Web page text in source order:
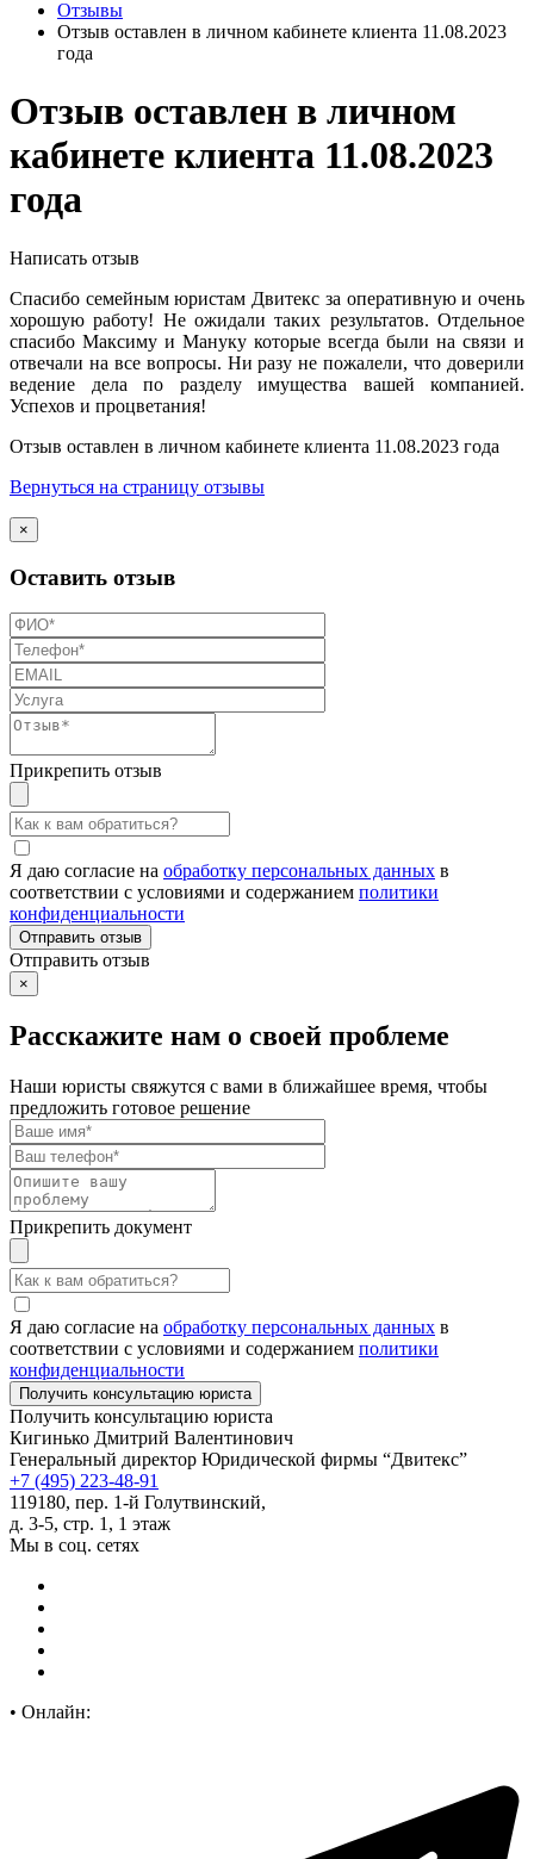
Отзывы
Отзыв оставлен в личном кабинете клиента 11.08.2023
года
Отзыв оставлен в личном
кабинете клиента 11.08.2023
года
Написать отзыв
Спасибо семейным юристам Двитекс за оперативную и очень
хорошую работу! Не ожидали таких результатов. Отдельное
спасибо Максиму и Мануку которые всегда были на связи и
отвечали на все вопросы. Ни разу не пожалели, что доверили
ведение дела по разделу имущества вашей компанией.
Успехов и процветания!
Отзыв оставлен в личном кабинете клиента 11.08.2023 года
Вернуться на страницу отзывы
×
Оставить отзыв
Прикрепить отзыв
Я даю согласие на обработку персональных данных в
соответствии с условиями и содержанием политики
конфиденциальности
Отправить отзыв
×
Расскажите нам о своей проблеме
Наши юристы свяжутся с вами в ближайшее время, чтобы
предложить готовое решение
Прикрепить документ
Я даю согласие на обработку персональных данных в
соответствии с условиями и содержанием политики
конфиденциальности
Получить консультацию юриста
Кигинько Дмитрий Валентинович
Генеральный директор Юридической фирмы “Двитекс”
+7 (495) 223-48-91
119180, пер. 1-й Голутвинский,
д. 3-5, стр. 1, 1 этаж
Мы в соц. сетях
• Онлайн: